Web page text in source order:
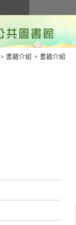
> 書籍介紹 > 書籍介紹